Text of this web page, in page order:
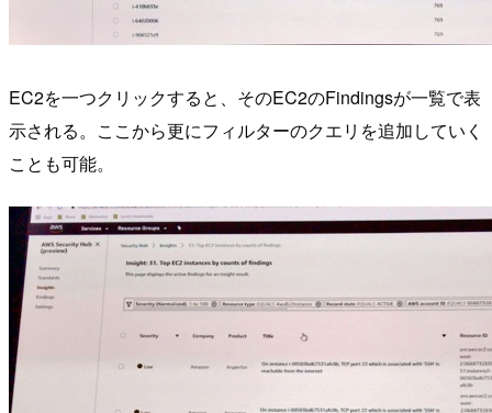
EC2を一つクリックすると、そのEC2のFindingsが一覧で表
示される。ここから更にフィルターのクエリを追加していく
ことも可能。